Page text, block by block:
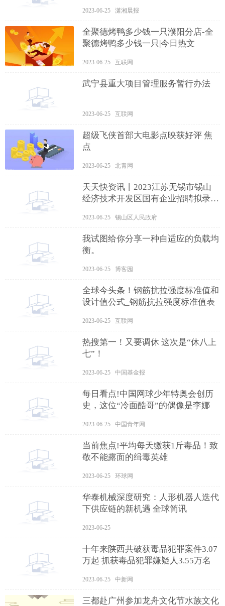
2023-06-25 潇湘晨报
全聚德烤鸭多少钱一只濮阳分店-全
聚德烤鸭多少钱一只|今日热文
2023-06-25 互联网
武宁县重大项目管理服务暂行办法
2023-06-25 互联网
超级飞侠首部大电影点映获好评 焦
点
2023-06-25 北青网
天天快资讯丨2023江苏无锡市锡山
经济技术开发区国有企业招聘拟录用
2023-06-25 锡山区人民政府
我试图给你分享一种自适应的负载均
衡。
2023-06-25 博客园
全球今头条！钢筋抗拉强度标准值和
设计值公式_钢筋抗拉强度标准值表
2023-06-25 互联网
热搜第一！又要调休 这次是“休八上
七”！
2023-06-25 中国基金报
每日看点!中国网球少年特奥会创历
史，这位“冷面酷哥”的偶像是李娜
2023-06-25 中国青年网
当前焦点!平均每天缴获1斤毒品！致
敬不能露面的缉毒英雄
2023-06-25 环球网
华泰机械深度研究：人形机器人迭代
下供应链的新机遇 全球简讯
2023-06-25
十年来陕西共破获毒品犯罪案件3.07
万起 抓获毒品犯罪嫌疑人3.55万名
2023-06-25 中新网
三都赴广州参加龙舟文化节水族文化